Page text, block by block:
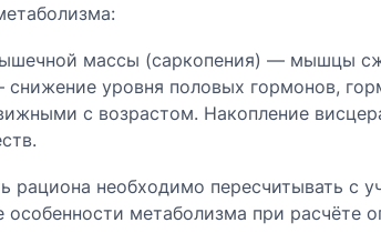
массы (саркопения) — мышцы
снижение уровня половых гормонов,
с возрастом. Накопление
рациона необходимо пересчитывать с
особенности метаболизма при расчёте